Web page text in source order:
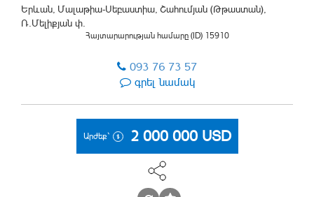
Երևան, Մալաթիա-Սեբաստիա, Շահումյան (Թթաստան),
Ռ.Մելիքյան փ.
Հայտարարության համարը (ID) 15910
093 76 73 57
գրել նամակ
Արժեք` 2 000 000 USD